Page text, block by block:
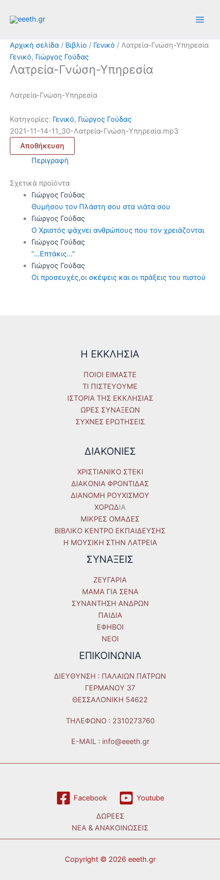
στο
Αρχική σελίδα / Βιβλίο / Γενικό / Λατρεία-Γνώση-Υπηρεσία
Γενικό, Γιώργος Γούδας
Λατρεία-Γνώση-Υπηρεσία
Λατρεία-Γνώση-Υπηρεσία
Κατηγορίες: Γενικό, Γιώργος Γούδας
2021-11-14-11_30-Λατρεία-Γνώση-Υπηρεσία.mp3
Αποθήκευση
Περιγραφή
Σχετικά προϊόντα
Γιώργος Γούδας
Θυμήσου τον Πλάστη σου στα νιάτα σου
Γιώργος Γούδας
Ο Χριστός ψάχνει ανθρώπους που τον χρειάζονται
Γιώργος Γούδας
”…Επτάκις…”
Γιώργος Γούδας
Οι προσευχές,οι σκέψεις και οι πράξεις του πιστού
Η ΕΚΚΛΗΣΙΑ
ΠΟΙΟΙ ΕΙΜΑΣΤΕ
ΤΙ ΠΙΣΤΕΥΟΥΜΕ
ΙΣΤΟΡΙΑ ΤΗΣ ΕΚΚΛΗΣΙΑΣ
ΩΡΕΣ ΣΥΝΑΞΕΩΝ
ΣΥΧΝΕΣ ΕΡΩΤΗΣΕΙΣ
ΔΙΑΚΟΝΙΕΣ
ΧΡΙΣΤΙΑΝΙΚΟ ΣΤΕΚΙ
ΔΙΑΚΟΝΙΑ ΦΡΟΝΤΙΔΑΣ
ΔΙΑΝΟΜΗ ΡΟΥΧΙΣΜΟΥ
ΧΟΡΩΔIA
ΜΙΚΡΕΣ ΟΜΑΔΕΣ
ΒΙΒΛΙΚΟ ΚΕΝΤΡΟ ΕΚΠΑΙΔΕΥΣΗΣ
Η ΜΟΥΣΙΚΗ ΣΤΗΝ ΛΑΤΡΕΙΑ
ΣΥΝΑΞΕΙΣ
ΖΕΥΓΑΡΙΑ
ΜΑΜΑ ΓΙΑ ΣΕΝΑ
ΣΥΝΑΝΤΗΣΗ ΑΝΔΡΩΝ
ΠΑΙΔΙΑ
ΕΦΗΒΟΙ
ΝΕΟΙ
ΕΠΙΚΟΙΝΩΝΙΑ
ΔΙΕΥΘΥΝΣΗ : ΠΑΛΑΙΩΝ ΠΑΤΡΩΝ
ΓΕΡΜΑΝΟΥ 37
ΘΕΣΣΑΛΟΝΙΚΗ 54622
ΤΗΛΕΦΩΝO : 2310273760
E-MAIL : info@eeeth.gr
Facebook Youtube
ΔΩΡΕΕΣ
ΝΕΑ & ΑΝΑΚΟΙΝΩΣΕΙΣ
Copyright © 2026 eeeth.gr